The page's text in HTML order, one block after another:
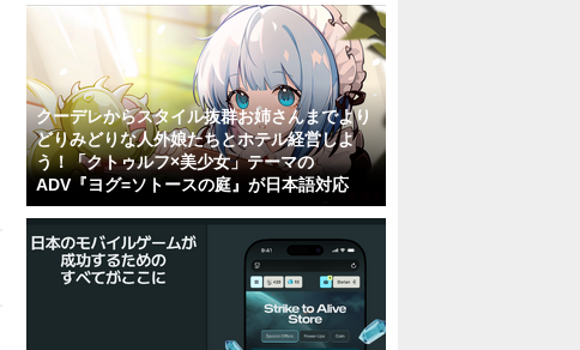
クーデレからスタイル抜群お姉さんまでより
どりみどりな人外娘たちとホテル経営しよ
う！「クトゥルフ×美少女」テーマの
ADV『ヨグ=ソトースの庭』が日本語対応